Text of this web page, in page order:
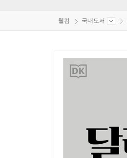
웰컴 국내도서